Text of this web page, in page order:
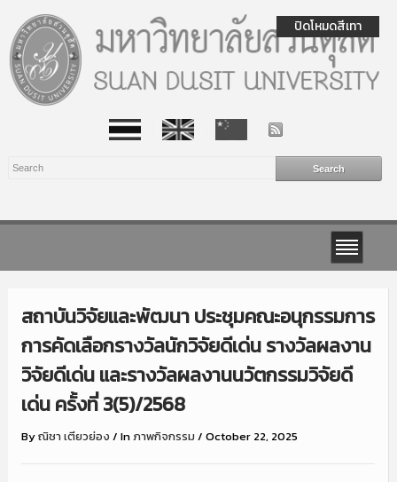
สถาบันวิจัยและพัฒนา ประชุมคณะอนุกรรมการ
การคัดเลือกรางวัลนักวิจัยดีเด่น รางวัลผลงาน
วิจัยดีเด่น และรางวัลผลงานนวัตกรรมวิจัยดี
เด่น ครั้งที่ 3(5)/2568
Byณิชา เตียวย่อง / Inภาพกิจกรรม / October 22, 2025
ปิดโหมดสีเทา